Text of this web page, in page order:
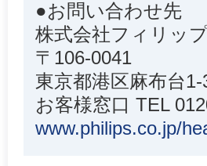
●お問い合わせ先
株式会社フィリッ
〒106-0041
東京都港区麻布台
お客様窓口 TEL
www.philips.co.jp/